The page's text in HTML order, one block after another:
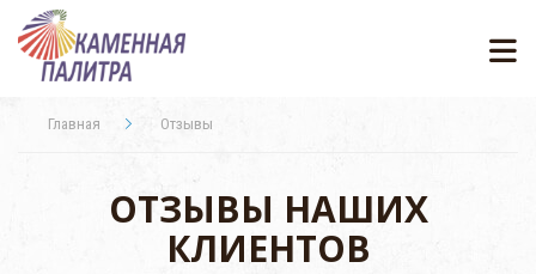
Главная Отзывы
ОТЗЫВЫ НАШИХ
КЛИЕНТОВ